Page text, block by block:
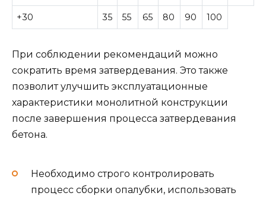
+30 35 55 65 80 90 100
При соблюдении рекомендаций можно
сократить время затвердевания. Это также
позволит улучшить эксплуатационные
характеристики монолитной конструкции
после завершения процесса затвердевания
бетона.
Необходимо строго контролировать
процесс сборки опалубки, использовать